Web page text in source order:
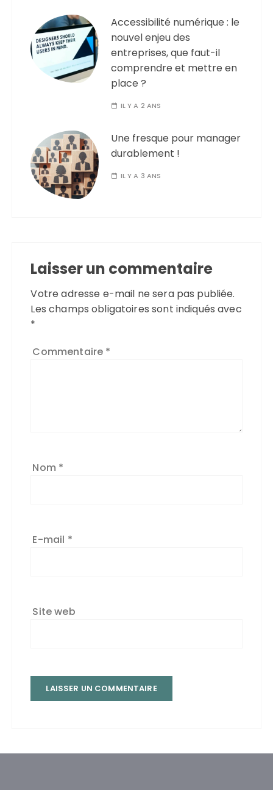
Accessibilité numérique : le
nouvel enjeu des
entreprises, que faut-il
comprendre et mettre en
place ?
IL Y A 2 ANS
Une fresque pour manager
durablement !
IL Y A 3 ANS
Laisser un commentaire
Votre adresse e-mail ne sera pas publiée.
Les champs obligatoires sont indiqués avec
*
Commentaire *
Nom *
E-mail *
Site web